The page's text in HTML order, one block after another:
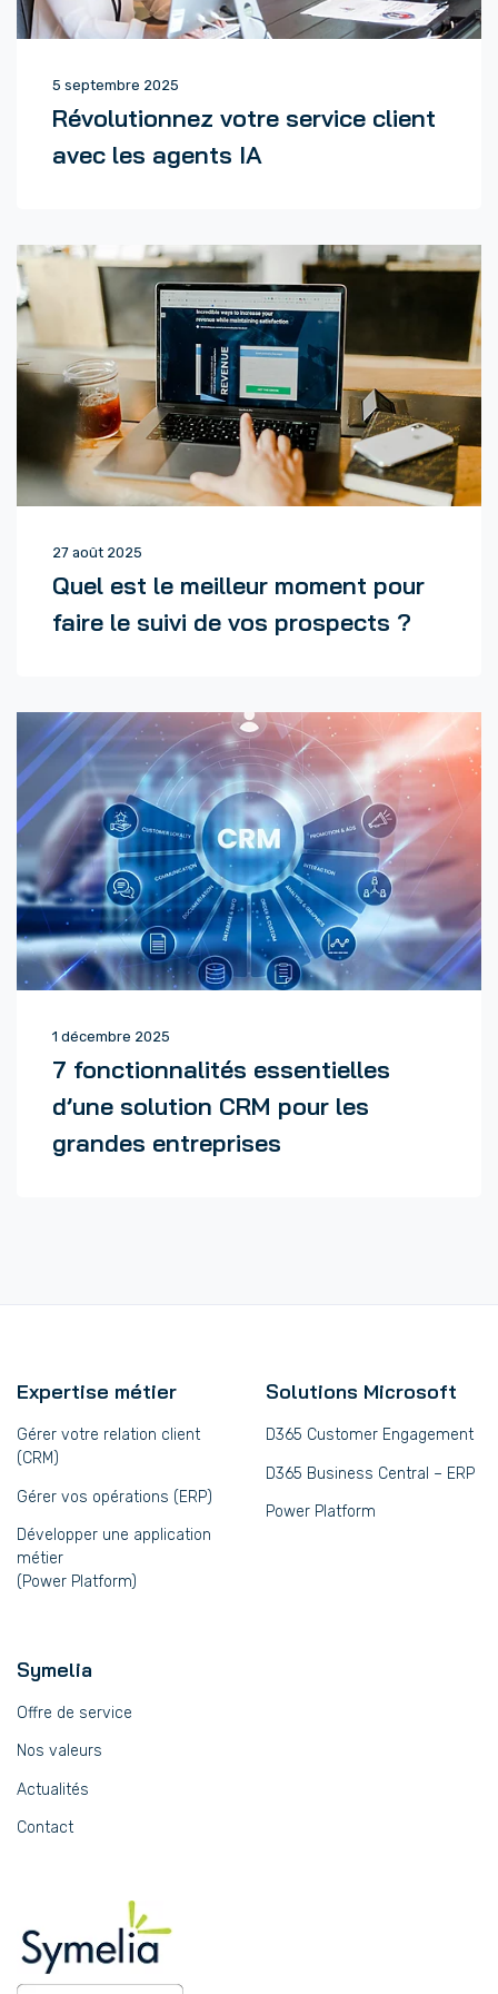
5 septembre 2025
Révolutionnez votre service client
avec les agents IA
27 août 2025
Quel est le meilleur moment pour
faire le suivi de vos prospects ?
1 décembre 2025
7 fonctionnalités essentielles
d’une solution CRM pour les
grandes entreprises
Expertise métier
Gérer votre relation client
(CRM)
Gérer vos opérations (ERP)
Développer une application
métier
(Power Platform)
Solutions Microsoft
D365 Customer Engagement
D365 Business Central – ERP
Power Platform
Symelia
Offre de service
Nos valeurs
Actualités
Contact